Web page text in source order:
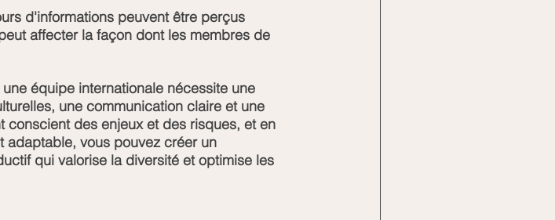
d'informations peuvent être perçus
affecter la façon dont les membres de
équipe internationale nécessite une
une communication claire et une
conscient des enjeux et des risques, et en
vous pouvez créer un
qui valorise la diversité et optimise les